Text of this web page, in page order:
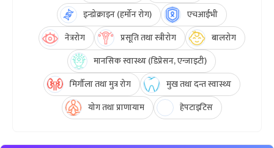
इन्डोक्राइन (हर्मोन रोग)
एचआईभी
नेत्ररोग
प्रसूति तथा स्त्रीरोग
बालरोग
मानसिक स्वास्थ्य (डिप्रेसन, एन्जाइटी)
मिर्गौला तथा मुत्र रोग
मुख तथा दन्त स्वास्थ्य
योग तथा प्राणायाम
हेपटाइटिस